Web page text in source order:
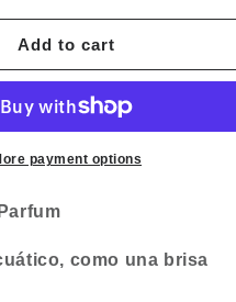
for
MOSCHINO
TOY
PEARL
Add to cart
payment options
como una brisa